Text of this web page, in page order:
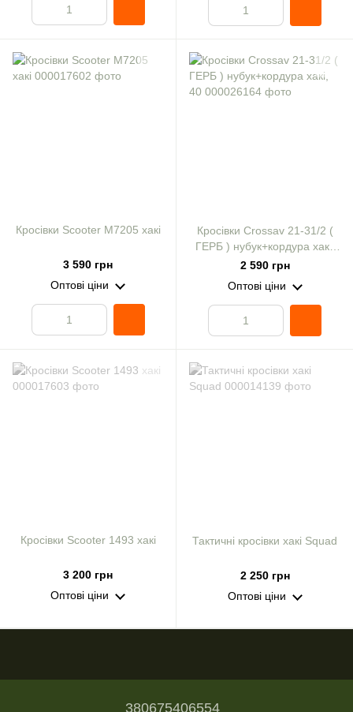
Кросівки Scooter M7205 хакі
3 590 грн
Оптові ціни
Кросівки Crossav 21-31/2 (
ГЕРБ ) нубук+кордура хакі,
40
2 590 грн
Оптові ціни
Кросівки Scooter 1493 хакі
3 200 грн
Оптові ціни
Тактичні кросівки хакі Squad
2 250 грн
Оптові ціни
380675406554